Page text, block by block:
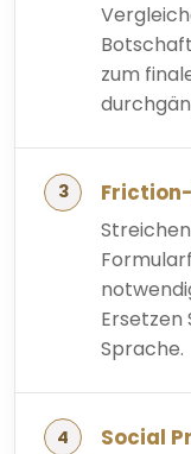
zum
Ersetzen
Sprache.
Social